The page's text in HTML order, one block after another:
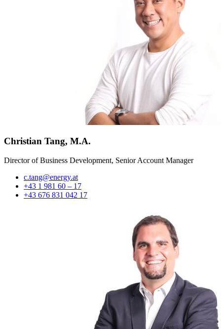
Christian Tang, M.A.
Director of Business Development, Senior Account Manager
c.tang@energy.at
+43 1 981 60 – 17
+43 676 831 042 17